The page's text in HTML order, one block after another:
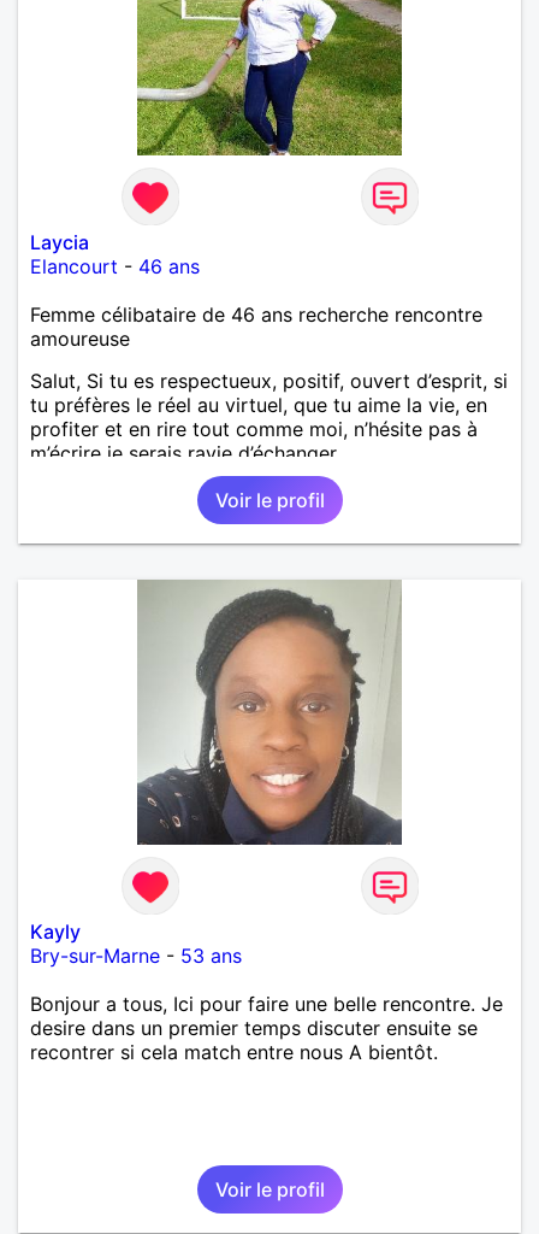
Laycia
Elancourt - 46 ans
Femme célibataire de 46 ans recherche rencontre
amoureuse
Salut, Si tu es respectueux, positif, ouvert d’esprit, si
tu préfères le réel au virtuel, que tu aime la vie, en
profiter et en rire tout comme moi, n’hésite pas à
m’écrire je serais ravie d’échanger.
Voir le profil
Kayly
Bry-sur-Marne - 53 ans
Bonjour a tous, Ici pour faire une belle rencontre. Je
desire dans un premier temps discuter ensuite se
recontrer si cela match entre nous A bientôt.
Voir le profil